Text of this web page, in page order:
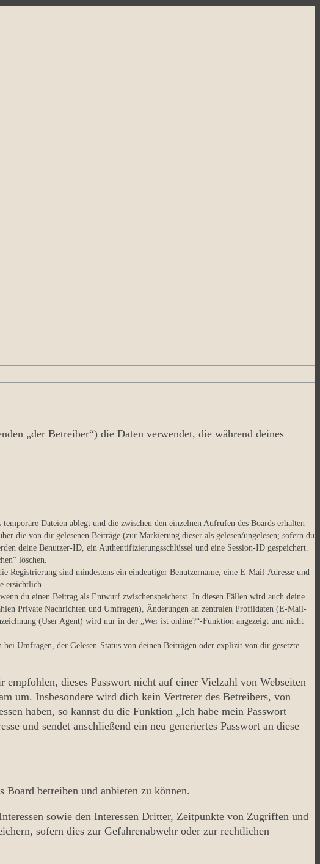
„der Betreiber“) die Daten verwendet, die während deines
Dateien ablegt und die zwischen den einzelnen Aufrufen des Boards erhalten
die von dir gelesenen Beiträge (zur Markierung dieser als gelesen/ungelesen; sofern du
deine Benutzer-ID, ein Authentifizierungsschlüssel und eine Session-ID gespeichert.
löschen.
sind mindestens ein eindeutiger Benutzername, eine E-Mail-Adresse und
ersichtlich.
du einen Beitrag als Entwurf zwischenspeicherst. In diesen Fällen wird auch deine
Private Nachrichten und Umfragen), Änderungen an zentralen Profildaten (E-Mail-
(User Agent) wird nur in der „Wer ist online?“-Funktion angezeigt und nicht
Umfragen, der Gelesen-Status von deinen Beiträgen oder explizit von dir gesetzte
dieses Passwort nicht auf einer Vielzahl von Webseiten
um. Insbesondere wird dich kein Vertreter des Betreibers, von
haben, so kannst du die Funktion „Ich habe mein Passwort
und sendet anschließend ein neu generiertes Passwort an diese
Board betreiben und anbieten zu können.
sowie den Interessen Dritter, Zeitpunkte von Zugriffen und
sofern dies zur Gefahrenabwehr oder zur rechtlichen